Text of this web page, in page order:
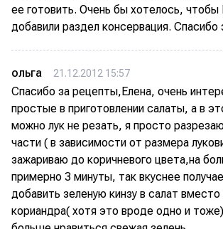
ее готовить. Очень бы хотелось,
добавили раздел консервация. Спасибо
ольга 21.12.2012 15:57
Спасибо за рецепты,Елена, очень
простые в приготовлении салаты, а в
можно лук не резать, я просто
части ( в зависимости от размера
зажариваю до коричневого цвета,на
примерно 3 минуты, так вкуснее
добавить зеленую кинзу в салат вместо
кориандра( хотя это вроде одно и